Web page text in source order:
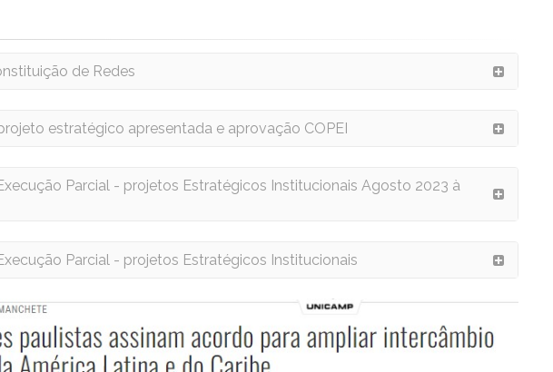
de Redes
estratégico apresentada e aprovação COPEI
Parcial - projetos Estratégicos Institucionais Agosto 2023 à
Parcial - projetos Estratégicos Institucionais